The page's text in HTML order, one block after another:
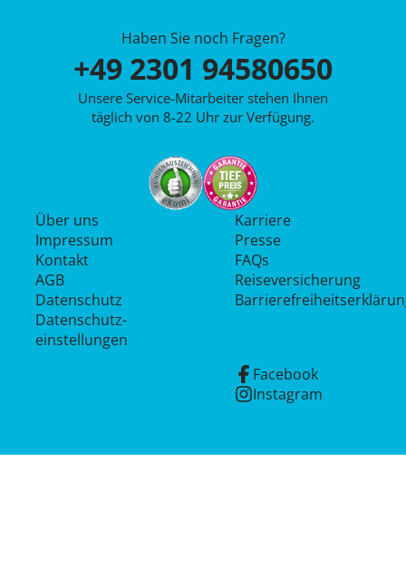
Haben Sie noch Fragen?
+49 2301 94580650
Unsere Service-Mitarbeiter stehen Ihnen
täglich von 8-22 Uhr zur Verfügung.
Über uns
Impressum
Kontakt
AGB
Datenschutz
Datenschutz­
einstellungen
Karriere
Presse
FAQs
Reiseversicherung
Facebook
Instagram